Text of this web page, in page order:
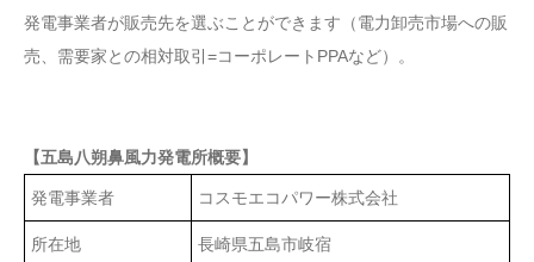
発電事業者が販売先を選ぶことができます（電力卸売市場への販
売、需要家との相対取引=コーポレートPPAなど）。
【五島八朔鼻風力発電所概要】
発電事業者 コスモエコパワー株式会社
所在地 長崎県五島市岐宿